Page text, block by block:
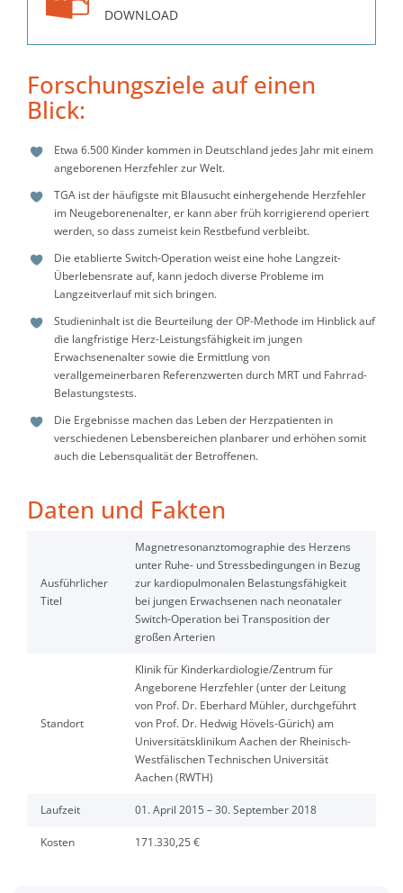
DOWNLOAD
Forschungsziele auf einen
Blick:
Etwa 6.500 Kinder kommen in Deutschland jedes Jahr mit einem
angeborenen Herzfehler zur Welt.
TGA ist der häufigste mit Blausucht einhergehende Herzfehler
im Neugeborenenalter, er kann aber früh korrigierend operiert
werden, so dass zumeist kein Restbefund verbleibt.
Die etablierte Switch-Operation weist eine hohe Langzeit-
Überlebensrate auf, kann jedoch diverse Probleme im
Langzeitverlauf mit sich bringen.
Studieninhalt ist die Beurteilung der OP-Methode im Hinblick auf
die langfristige Herz-Leistungsfähigkeit im jungen
Erwachsenenalter sowie die Ermittlung von
verallgemeinerbaren Referenzwerten durch MRT und Fahrrad-
Belastungstests.
Die Ergebnisse machen das Leben der Herzpatienten in
verschiedenen Lebensbereichen planbarer und erhöhen somit
auch die Lebensqualität der Betroffenen.
Daten und Fakten
Ausführlicher
Titel
Magnetresonanztomographie des Herzens
unter Ruhe- und Stressbedingungen in Bezug
zur kardiopulmonalen Belastungsfähigkeit
bei jungen Erwachsenen nach neonataler
Switch-Operation bei Transposition der
großen Arterien
Standort
Klinik für Kinderkardiologie/Zentrum für
Angeborene Herzfehler (unter der Leitung
von Prof. Dr. Eberhard Mühler, durchgeführt
von Prof. Dr. Hedwig Hövels-Gürich) am
Universitätsklinikum Aachen der Rheinisch-
Westfälischen Technischen Universität
Aachen (RWTH)
Laufzeit 01. April 2015 – 30. September 2018
Kosten 171.330,25 €